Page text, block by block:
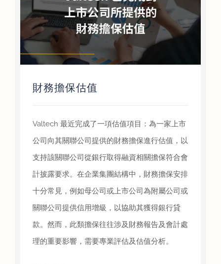
財務擔保估值
Valtech 最近完成了一項估值項目：為一家上市
公司向其關聯公司提供的財務擔保進行估值，以
支持該關聯公司從銀行取得融資相關擔保符合會
計披露要求。在企業集團結構中，財務擔保安排
十分常見，例如母公司或上市公司為附屬公司或
關聯公司提供信用增級，以協助其獲得銀行貸
款。然而，此類擔保往往涉及財務報告及會計處
理的重要影響，需要專業評估及估值分析。